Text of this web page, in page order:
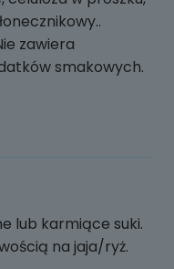
zawiera
smakowych.
lub karmiące suki.
na jaja/ryż.